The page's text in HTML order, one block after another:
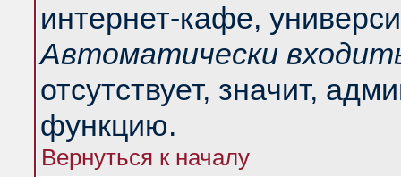
интернет-кафе,
Автоматически
отсутствует, значит,
функцию.
Вернуться к началу